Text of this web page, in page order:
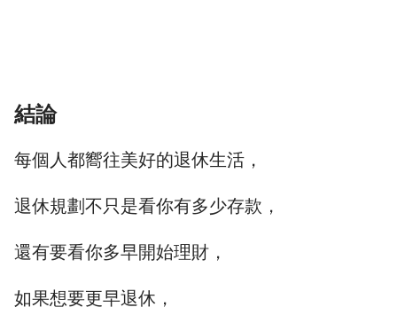
結論
每個人都嚮往美好的退休生活，
退休規劃不只是看你有多少存款，
還有要看你多早開始理財，
如果想要更早退休，